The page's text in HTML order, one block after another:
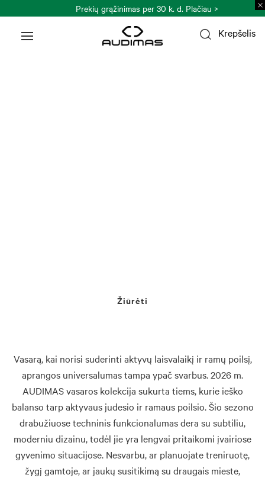
Prekių grąžinimas per 30 k. d.Plačiau >
Krepšelis
Žiūrėti
Vasarą, kai norisi suderinti aktyvų laisvalaikį ir ramų poilsį,
aprangos universalumas tampa ypač svarbus.2026 m.
AUDIMAS vasaros kolekcija sukurta tiems, kurie ieško
balanso tarp aktyvaus judesio ir ramaus poilsio. Šio sezono
drabužiuose techninis funkcionalumas dera su subtiliu,
moderniu dizainu, todėl jie yra lengvai pritaikomi įvairiose
gyvenimo situacijose. Nesvarbu, ar planuojate treniruotę,
žygį gamtoje, ar jaukų susitikimą su draugais mieste,